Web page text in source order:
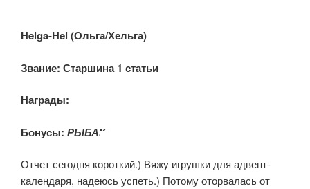
Helga-Hel (Ольга/Хельга)
Звание: Старшина 1 статьи
Награды:
Бонусы: РЫБАК
Отчет сегодня короткий.) Вяжу игрушки для адвент-
календаря, надеюсь успеть.) Потому оторвалась от